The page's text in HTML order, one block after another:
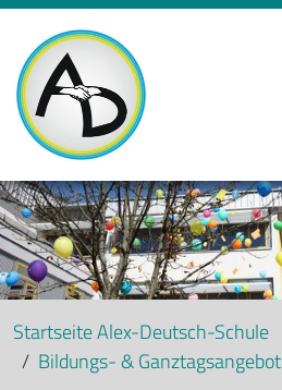
Skip to main navigation
Skip to main content
Skip to page footer
Startseite Alex-Deutsch-Schule
Bildungs- & Ganztagsangebot